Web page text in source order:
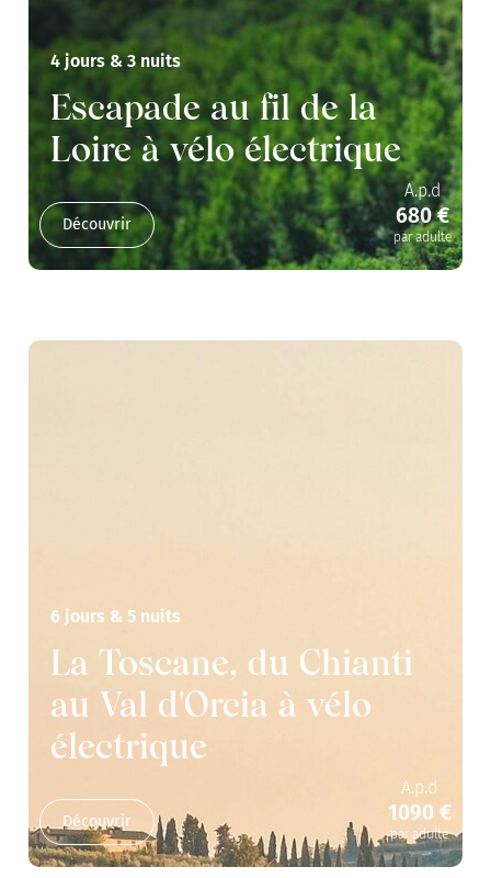
4 jours & 3 nuits
Escapade au fil de la
Loire à vélo électrique
Découvrir
A.p.d
680 €
par adulte
6 jours & 5 nuits
La Toscane, du Chianti
au Val d'Orcia à vélo
électrique
Découvrir
A.p.d
1090 €
par adulte